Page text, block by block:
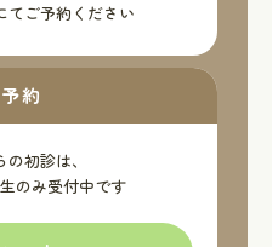
てご予約ください
約
初診は、
のみ受付中です